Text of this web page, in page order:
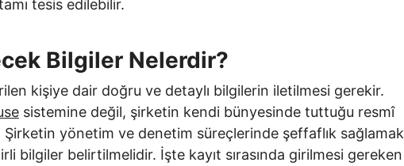
tesis edilebilir.
Bilgiler Nelerdir?
kişiye dair doğru ve detaylı bilgilerin iletilmesi gerekir.
sistemine değil, şirketin kendi bünyesinde tuttuğu resmî
yönetim ve denetim süreçlerinde şeffaflık sağlamak
bilgiler belirtilmelidir. İşte kayıt sırasında girilmesi gereken